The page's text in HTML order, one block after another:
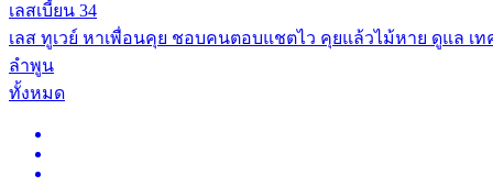
เลสเบี้ยน 34
เลส ทูเวย์ หาเพื่อนคุย ชอบคนตอบแชตไว คุยแล้วไม้หาย ดูแล เท
ลำพูน
ทั้งหมด